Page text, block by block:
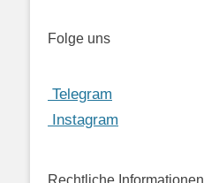
Folge uns
Telegram
Instagram
Rechtliche Informationen